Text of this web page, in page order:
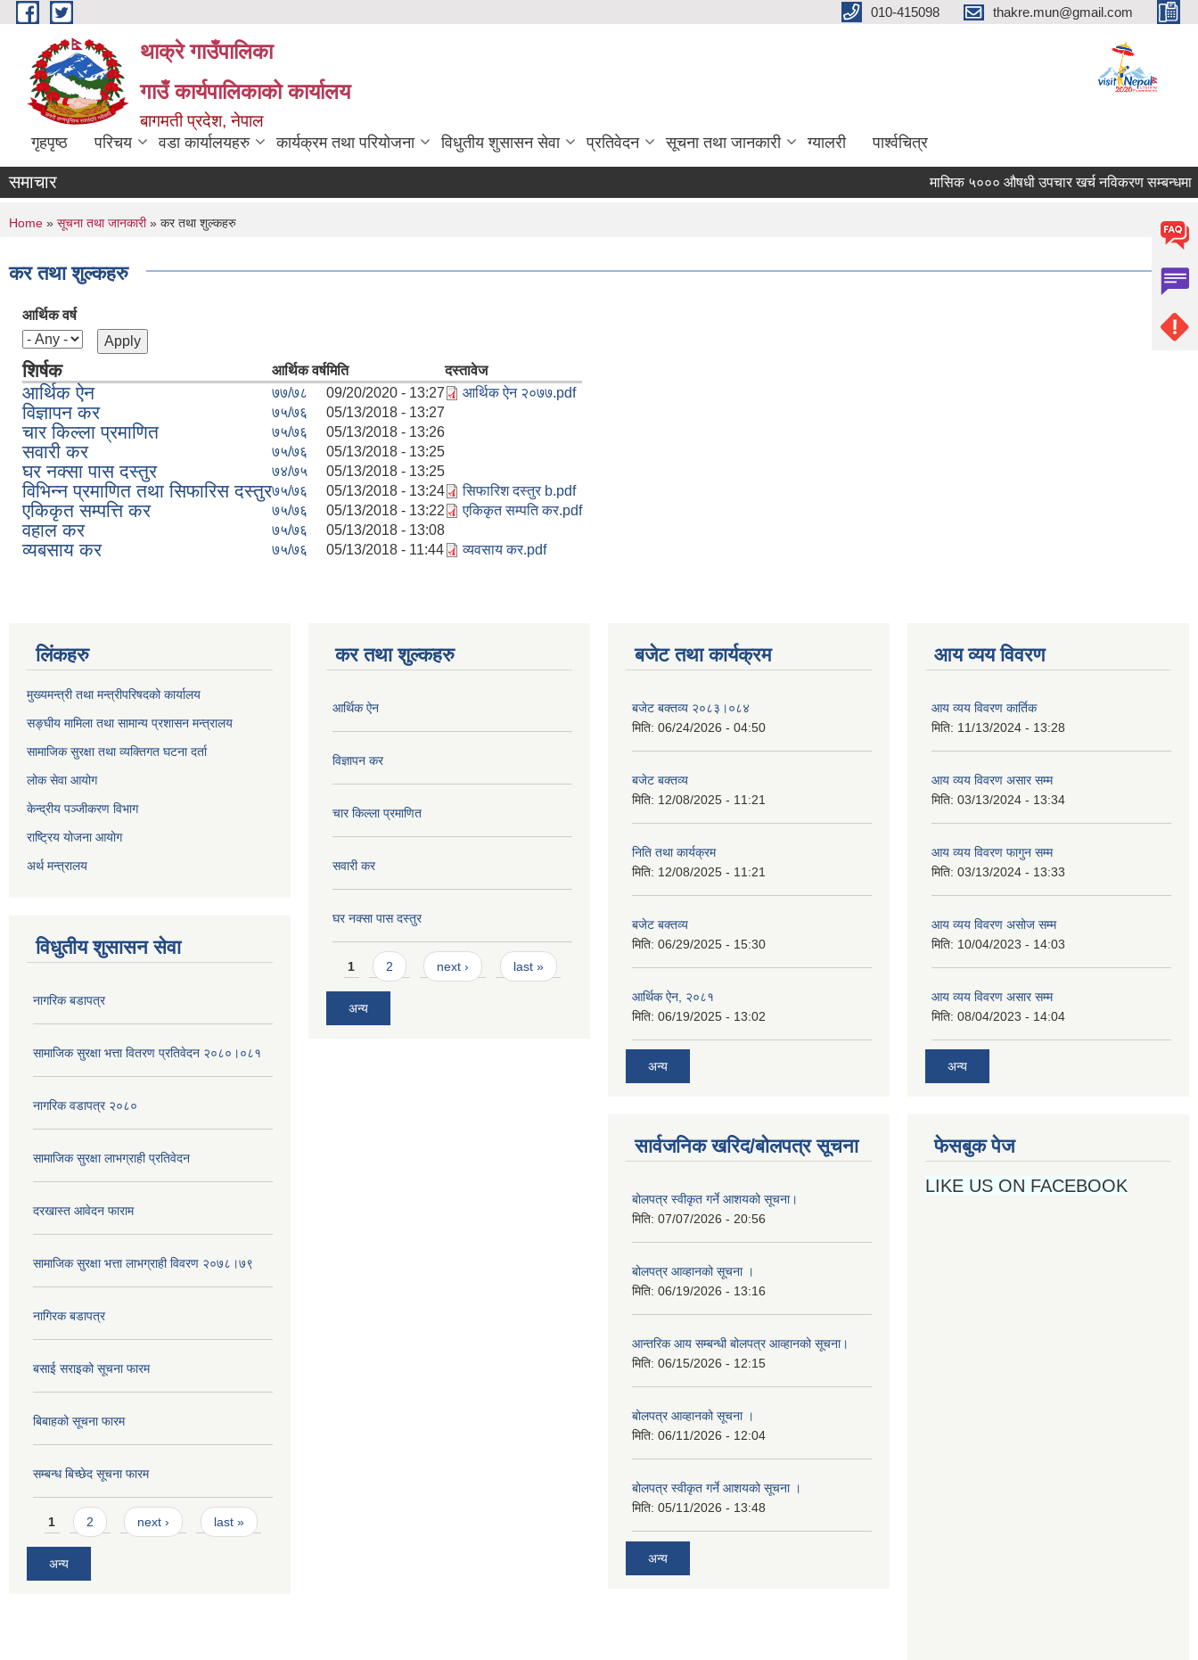
Skip to main content 010-415098 thakre.mun@gmail.com
थाक्रे गाउँपालिका
गाउँ कार्यपालिकाको कार्यालय
बागमती प्रदेश, नेपाल
गृहपृष्ठ परिचय वडा कार्यालयहरु कार्यक्रम तथा परियोजना विधुतीय शुसासन सेवा प्रतिवेदन सूचना तथा जानकारी ग्यालरी पार्श्वचित्र
समाचार मासिक ५००० औषधी उपचार खर्च नविकरण सम्बन्धमा ।
You are here
Home » सूचना तथा जानकारी» कर तथा शुल्कहरु
कर तथा शुल्कहरु
आर्थिक वर्ष
शिर्षक आर्थिक वर्षमिति दस्तावेज
आर्थिक ऐन ७७/७८ 09/20/2020 - 13:27 आर्थिक ऐन २०७७.pdf
विज्ञापन कर ७५/७६ 05/13/2018 - 13:27
चार किल्ला प्रमाणित ७५/७६ 05/13/2018 - 13:26
सवारी कर ७५/७६ 05/13/2018 - 13:25
घर नक्सा पास दस्तुर ७४/७५ 05/13/2018 - 13:25
विभिन्न प्रमाणित तथा सिफारिस दस्तुर७५/७६ 05/13/2018 - 13:24 सिफारिश दस्तुर b.pdf
एकिकृत सम्पत्ति कर ७५/७६ 05/13/2018 - 13:22 एकिकृत सम्पति कर.pdf
वहाल कर ७५/७६ 05/13/2018 - 13:08
व्यबसाय कर ७५/७६ 05/13/2018 - 11:44 व्यवसाय कर.pdf
लिंकहरु
मुख्यमन्त्री तथा मन्त्रीपरिषदको कार्यालय
सङ्घीय मामिला तथा सामान्य प्रशासन मन्त्रालय
सामाजिक सुरक्षा तथा व्यक्तिगत घटना दर्ता
लोक सेवा आयोग
केन्द्रीय पञ्जीकरण विभाग
राष्ट्रिय योजना आयोग
अर्थ मन्त्रालय
विधुतीय शुसासन सेवा
नागरिक बडापत्र
सामाजिक सुरक्षा भत्ता वितरण प्रतिवेदन २०८०।०८१
नागरिक वडापत्र २०८०
सामाजिक सुरक्षा लाभग्राही प्रतिवेदन
दरखास्त आवेदन फाराम
सामाजिक सुरक्षा भत्ता लाभग्राही विवरण २०७८।७९
नागिरक बडापत्र
बसाई सराइको सूचना फारम
बिबाहको सूचना फारम
सम्बन्ध बिच्छेद सूचना फारम
Pages
1 2 next › last »
अन्य
कर तथा शुल्कहरु
आर्थिक ऐन
विज्ञापन कर
चार किल्ला प्रमाणित
सवारी कर
घर नक्सा पास दस्तुर
Pages
1 2 next › last »
अन्य
बजेट तथा कार्यक्रम
बजेट बक्तव्य २०८३।०८४
मिति: 06/24/2026 - 04:50
बजेट बक्तव्य
मिति: 12/08/2025 - 11:21
निति तथा कार्यक्रम
मिति: 12/08/2025 - 11:21
बजेट बक्तव्य
मिति: 06/29/2025 - 15:30
आर्थिक ऐन, २०८१
मिति: 06/19/2025 - 13:02
अन्य
सार्वजनिक खरिद/बोलपत्र सूचना
बोलपत्र स्वीकृत गर्ने आशयको सूचना।
मिति: 07/07/2026 - 20:56
बोलपत्र आव्हानको सूचना ।
मिति: 06/19/2026 - 13:16
आन्तरिक आय सम्बन्धी बोलपत्र आव्हानको सूचना।
मिति: 06/15/2026 - 12:15
बोलपत्र आव्हानको सूचना ।
मिति: 06/11/2026 - 12:04
बोलपत्र स्वीकृत गर्ने आशयको सूचना ।
मिति: 05/11/2026 - 13:48
अन्य
आय व्यय विवरण
आय व्यय विवरण कार्तिक
मिति: 11/13/2024 - 13:28
आय व्यय विवरण असार सम्म
मिति: 03/13/2024 - 13:34
आय व्यय विवरण फागुन सम्म
मिति: 03/13/2024 - 13:33
आय व्यय विवरण असोज सम्म
मिति: 10/04/2023 - 14:03
आय व्यय विवरण असार सम्म
मिति: 08/04/2023 - 14:04
अन्य
फेसबुक पेज
LIKE US ON FACEBOOK